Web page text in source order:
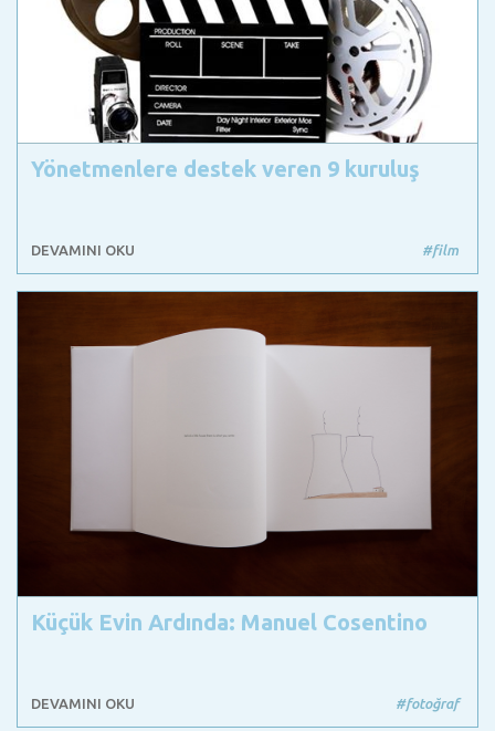
Yönetmenlere destek veren 9 kuruluş
DEVAMINI OKU #film
Küçük Evin Ardında: Manuel Cosentino
DEVAMINI OKU #fotoğraf